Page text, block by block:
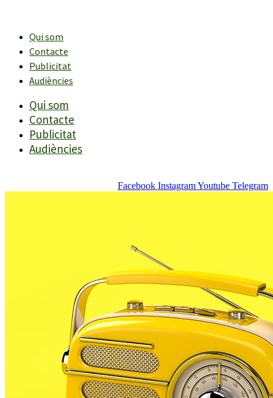
contingutQui som
Contacte
Publicitat
Audiències
Qui som
Contacte
Publicitat
Audiències
Facebook InstagramYoutube Telegram